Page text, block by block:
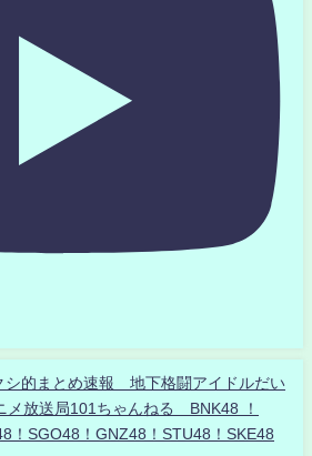
的まとめ速報 地下格闘アイドルだい
放送局101ちゃんねる BNK48 ！
！SGO48！GNZ48！STU48！SKE48